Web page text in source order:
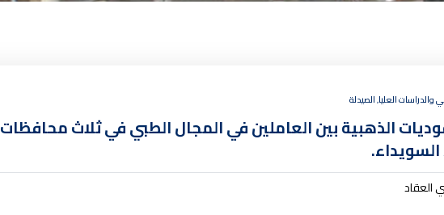
والدراسات العليا, الصيدلة
الذهبية بين العاملين في المجال الطبي في ثلاث محافظات
العقاد